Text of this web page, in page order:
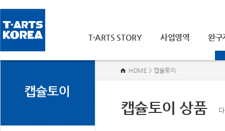
T·ARTS STORY 사업영역 완구
캡슐토이 상품
HOME > 캡슐토이